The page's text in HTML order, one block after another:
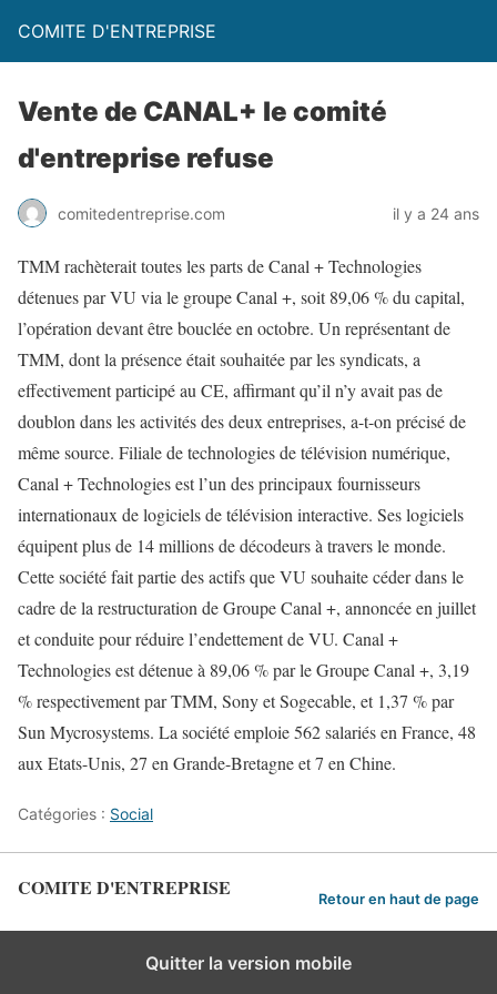
COMITE D'ENTREPRISE
Vente de CANAL+ le comité
d'entreprise refuse
comitedentreprise.com il y a 24 ans
TMM rachèterait toutes les parts de Canal + Technologies
détenues par VU via le groupe Canal +, soit 89,06 % du capital,
l’opération devant être bouclée en octobre. Un représentant de
TMM, dont la présence était souhaitée par les syndicats, a
effectivement participé au CE, affirmant qu’il n’y avait pas de
doublon dans les activités des deux entreprises, a-t-on précisé de
même source. Filiale de technologies de télévision numérique,
Canal + Technologies est l’un des principaux fournisseurs
internationaux de logiciels de télévision interactive. Ses logiciels
équipent plus de 14 millions de décodeurs à travers le monde.
Cette société fait partie des actifs que VU souhaite céder dans le
cadre de la restructuration de Groupe Canal +, annoncée en juillet
et conduite pour réduire l’endettement de VU. Canal +
Technologies est détenue à 89,06 % par le Groupe Canal +, 3,19
% respectivement par TMM, Sony et Sogecable, et 1,37 % par
Sun Mycrosystems. La société emploie 562 salariés en France, 48
aux Etats-Unis, 27 en Grande-Bretagne et 7 en Chine.
Catégories : Social
COMITE D'ENTREPRISE Retour en haut de page
Quitter la version mobile